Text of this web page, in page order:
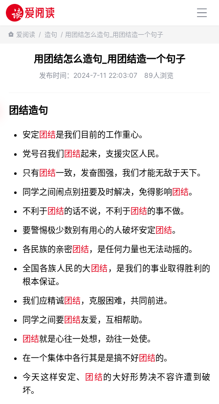
百科知识
爱阅读 / 造句 / 用团结怎么造句_用团结造一个句子
用团结怎么造句_用团结造一个句子
发布时间：2024-7-11 22:03:07 89人浏览
团结造句
安定 团结是我们目前的工作重心。
党号召我们 团结起来，支援灾区人民。
只有 团结一致，发奋图强，我们才能无敌于天下。
同学之间闹点别扭要及时解决，免得影响 团结。
不利于 团结的话不说，不利于 团结的事不做。
要警惕极少数别有用心的人破坏安定 团结。
各民族的亲密 团结 ，是任何力量也无法动摇的。
全国各族人民的大 团结 ，是我们的事业取得胜利的
根本保证。
我们应精诚团结 ，克服困难，共同前进。
同学之间要 团结友爱，互相帮助。
团结就是心往一处想，劲往一处使。
在一个集体中各行其是是搞不好团结的。
今天这样安定、
团结的大好形势决不容许遭到破
坏。